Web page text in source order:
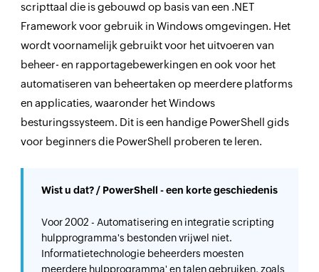
scripttaal die is gebouwd op basis van een .NET
Framework voor gebruik in Windows omgevingen. Het
wordt voornamelijk gebruikt voor het uitvoeren van
beheer- en rapportagebewerkingen en ook voor het
automatiseren van beheertaken op meerdere platforms
en applicaties, waaronder het Windows
besturingssysteem. Dit is een handige PowerShell gids
voor beginners die PowerShell proberen te leren.
Wist u dat? / PowerShell - een korte geschiedenis
Voor 2002 - Automatisering en integratie scripting
hulpprogramma's bestonden vrijwel niet.
Informatietechnologie beheerders moesten
meerdere hulpprogramma' en talen gebruiken, zoals